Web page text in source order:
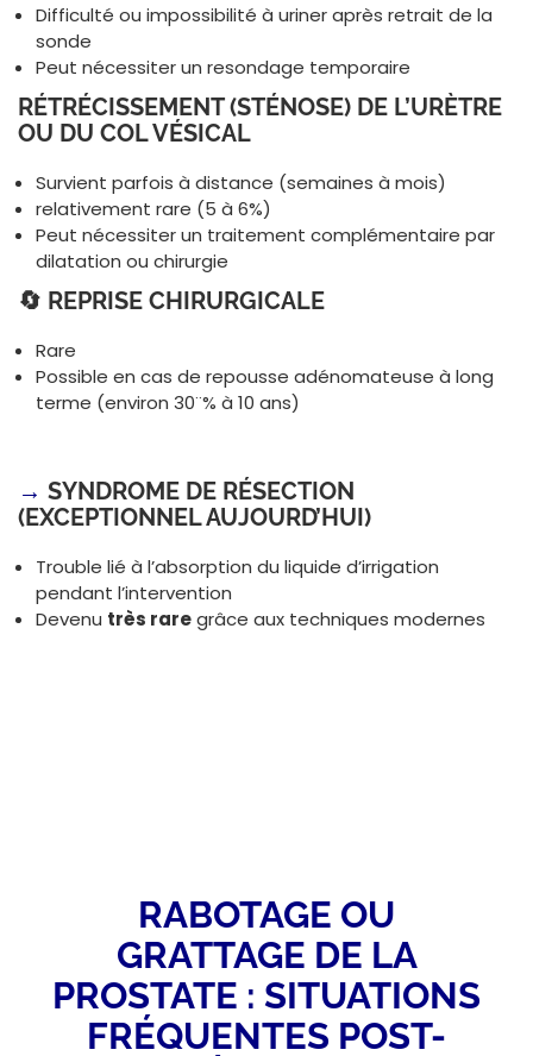
Difficulté ou impossibilité à uriner après retrait de la
sonde
Peut nécessiter un resondage temporaire
RÉTRÉCISSEMENT (STÉNOSE) DE L’URÈTRE
OU DU COL VÉSICAL
Survient parfois à distance (semaines à mois)
relativement rare (5 à 6%)
Peut nécessiter un traitement complémentaire par
dilatation ou chirurgie
🔄 REPRISE CHIRURGICALE
Rare
Possible en cas de repousse adénomateuse à long
terme (environ 30¨% à 10 ans)
→ SYNDROME DE RÉSECTION
(EXCEPTIONNEL AUJOURD’HUI)
Trouble lié à l’absorption du liquide d’irrigation
pendant l’intervention
Devenu très raregrâce aux techniques modernes
RABOTAGE OU
GRATTAGE DE LA
PROSTATE : SITUATIONS
FRÉQUENTES POST-